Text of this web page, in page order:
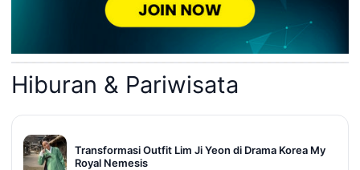
Hiburan & Pariwisata
Transformasi Outfit Lim Ji Yeon di Drama Korea My
Royal Nemesis